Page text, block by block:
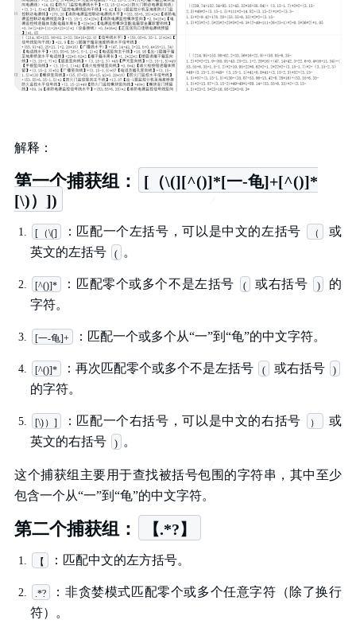
解释：
第一个捕获组：
[（\(][^()]*[一-龟]+[^()]*
[\)）])
[（\(] ：匹配一个左括号，可以是中文的左括号 （
或
英文的左括号
( 。
[^()]* ：匹配零个或多个不是左括号 ( 或右括号 )
的
字符。
[一-龟]+ ：匹配一个或多个从“一”到“龟”的中文字符。
[^()]* ：再次匹配零个或多个不是左括号 ( 或右括号 )
的字符。
[\)）] ：匹配一个右括号，可以是中文的右括号 ）
或
英文的右括号
) 。
这个捕获组主要用于查找被括号包围的字符串，其中至少
包含一个从“一”到“龟”的中文字符。
第二个捕获组： 【.*?】
【 ：匹配中文的左方括号。
.*?
：非贪婪模式匹配零个或多个任意字符（除了换行
符）。